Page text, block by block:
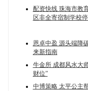
配资快线 珠海市教
区非全寄宿制学校停
恩卓中盈 源头端降
来新指南
牛金所 成都风水大
财位”
中博策略 太平公主